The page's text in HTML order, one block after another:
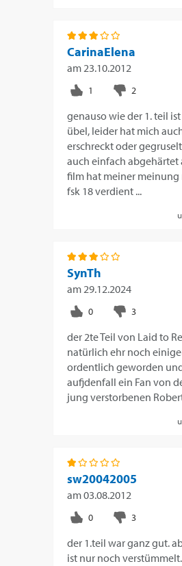
CarinaElena
am 23.10.2012
genauso wie der 1. teil
übel, leider hat mich
erschreckt oder
auch einfach abgehärtet
film hat meiner meinung
fsk 18 verdient ...
SynTh
am 29.12.2024
der 2te Teil von Laid to
natürlich ehr noch
ordentlich geworden
aufjdenfall ein Fan von
jung verstorbenen
sw20042005
am03.08.2012
der 1.teil war ganz gut.
ist nur noch